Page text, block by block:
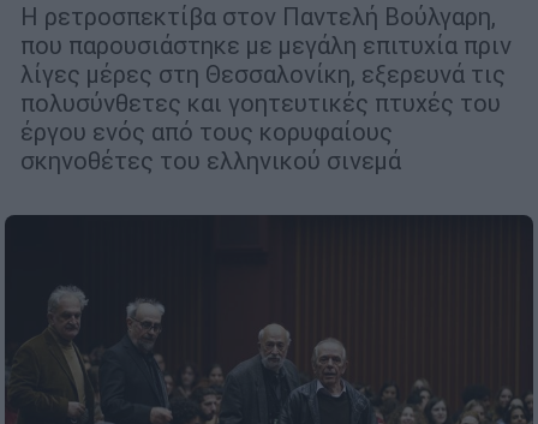
Η ρετροσπεκτίβα στον Παντελή Βούλγαρη,
που παρουσιάστηκε με μεγάλη επιτυχία πριν
λίγες μέρες στη Θεσσαλονίκη, εξερευνά τις
πολυσύνθετες και γοητευτικές πτυχές του
έργου ενός από τους κορυφαίους
σκηνοθέτες του ελληνικού σινεμά